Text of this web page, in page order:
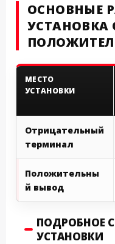
ОСНОВНЫЕ
УСТАНОВКА
МЕСТО
УСТАНОВКИ
Отрицательный
терминал
Положительны
й вывод
ПОДРОБНОЕ
УСТАНОВКИ